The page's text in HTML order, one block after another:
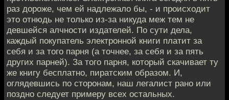
раз дороже, чем ей надлежало бы, - и происходит
это отнюдь не только из-за никуда меж тем не
девшейся алчности издателей. По сути дела,
каждый покупатель электронной книги платит за
себя и за того парня (а точнее, за себя и за пять
других парней). За того парня, который скачивает ту
же книгу бесплатно, пиратским образом. И,
оглядевшись по сторонам, наш легалист рано или
поздно следует примеру всех остальных.